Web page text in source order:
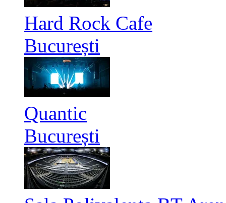
Hard Rock Cafe
București
Quantic
București